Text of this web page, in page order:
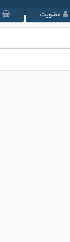
عضویت